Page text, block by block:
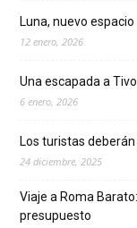
Luna, nuevo
12 enero, 2026
Una escapada a
6 enero, 2026
Los turistas
24 diciembre, 2025
Viaje a Roma
presupuesto